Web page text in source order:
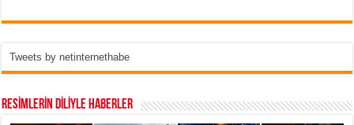
Tweets by netinternethabe
RESİMLERİN DİLİYLE HABERLER